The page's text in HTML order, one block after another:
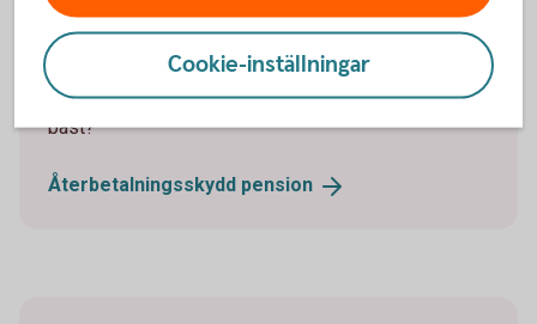
Med återbetalningsskydd, även kallat
efterlevandeskydd, får din familj pengar från din
pensionsförsäkring om du går bort. Väljer du bort det
kan din pension över tid bli högre. Vad passar dig
bäst?
Återbetalningsskydd pension
Cookie-inställningar